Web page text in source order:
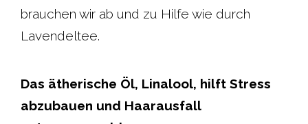
brauchen wir ab und zu Hilfe wie durch
Lavendeltee.
Das ätherische Öl, Linalool, hilft Stress
abzubauen und Haarausfall